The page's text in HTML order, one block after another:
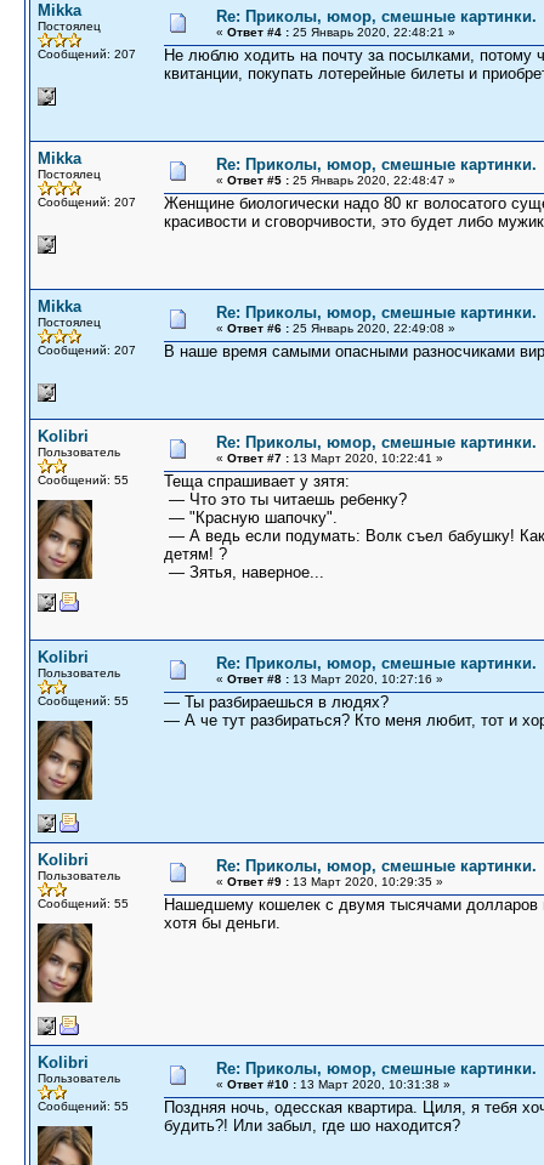
Mikka
Постоялец
Сообщений: 207
Re: Приколы, юмор, смешные картинки.
« Ответ #4 : 25 Январь 2020, 22:48:21 »
Не люблю ходить на почту за посылками,
квитанции, покупать лотерейные билеты и
Mikka
Постоялец
Сообщений: 207
Re: Приколы, юмор, смешные картинки.
« Ответ #5 : 25 Январь 2020, 22:48:47 »
Женщине биологически надо 80 кг волосатого
красивости и сговорчивости, это будет либо
Mikka
Постоялец
Сообщений: 207
Re: Приколы, юмор, смешные картинки.
« Ответ #6 : 25 Январь 2020, 22:49:08 »
В наше время самыми опасными разносчиками
Kolibri
Пользователь
Сообщений: 55
Re: Приколы, юмор, смешные картинки.
« Ответ #7 : 13 Март 2020, 10:22:41 »
Теща спрашивает у зятя:
— Что это ты читаешь ребенку?
— "Красную шапочку".
— А ведь если подумать: Волк съел бабушку!
детям! ?
— Зятья, наверное...
Kolibri
Пользователь
Сообщений: 55
Re: Приколы, юмор, смешные картинки.
« Ответ #8 : 13 Март 2020, 10:27:16 »
— Ты разбираешься в людях?
— А че тут разбираться? Кто меня любит, тот и
Kolibri
Пользователь
Сообщений: 55
Re: Приколы, юмор, смешные картинки.
« Ответ #9 : 13 Март 2020, 10:29:35 »
Нашедшему кошелек с двумя тысячами долларов
хотя бы деньги.
Kolibri
Пользователь
Сообщений: 55
Re: Приколы, юмор, смешные картинки.
« Ответ #10 : 13 Март 2020, 10:31:38 »
Поздняя ночь, одесская квартира. Циля, я тебя
будить?! Или забыл, где шо находится?